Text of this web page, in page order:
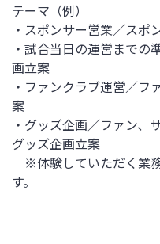
テーマ（例）
・スポンサー営業／スポ
・試合当日の運営までの
画立案
・ファンクラブ運営／フ
案
・グッズ企画／ファン、
グッズ企画立案
※体験していただく業
す。